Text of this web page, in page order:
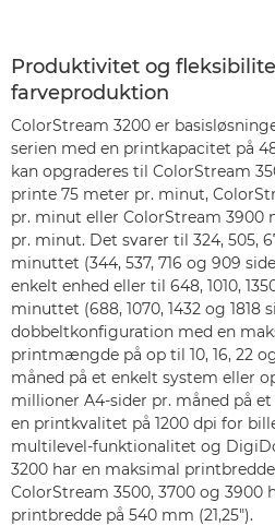
Produktivitet og
farveproduktion
ColorStream 3200 er
serien med en printkapacitet på
kan opgraderes til ColorStream
printe 75 meter pr. minut,
pr. minut eller ColorStream 3900
pr. minut. Det svarer til 324, 505,
minuttet (344, 537, 716 og 909
enkelt enhed eller til 648, 1010,
minuttet (688, 1070, 1432 og
dobbeltkonfiguration med en
printmængde på op til 10, 16, 22
måned på et enkelt system eller
millioner A4-sider pr. måned på
en printkvalitet på 1200 dpi for
multilevel-funktionalitet og
3200 har en maksimal
ColorStream 3500, 3700 og 3900
printbredde på 540 mm (21,25").